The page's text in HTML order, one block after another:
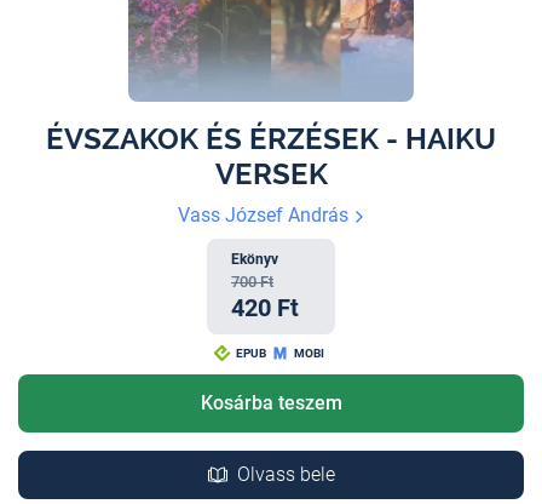
ÉVSZAKOK ÉS ÉRZÉSEK - HAIKU
VERSEK
Vass József András
Ekönyv
700 Ft
420 Ft
EPUB MOBI
Kosárba teszem
Olvass bele